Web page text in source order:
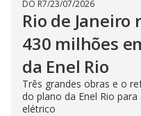
DO R7/23/07/2026
Rio de Janeiro
430 milhões
da Enel Rio
Três grandes obras e o
do plano da Enel Rio
elétrico